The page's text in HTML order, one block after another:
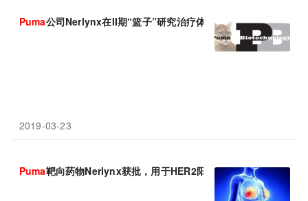
Puma公司Nerlynx在II期“篮子”研究治疗体细胞HER2突变宫颈癌
2019-03-23
Puma靶向药物Nerlynx获批，用于HER2阳性早期乳腺癌延长辅助